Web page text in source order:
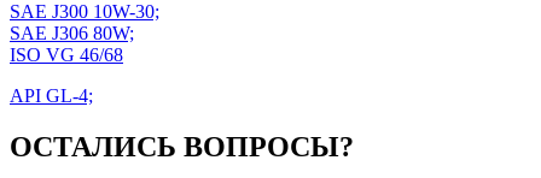
SAE J300 10W-30;
SAE J306 80W;
ISO VG 46/68
API GL-4;
ОСТАЛИСЬ ВОПРОСЫ?